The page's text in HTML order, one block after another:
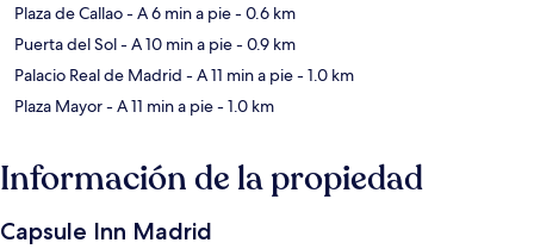
Plaza de Callao- A 6 min a pie- 0.6 km
Puerta del Sol- A 10 min a pie- 0.9 km
Palacio Real de Madrid - A 11 min a pie- 1.0 km
Plaza Mayor- A 11 min a pie- 1.0 km
Información de la propiedad
Capsule Inn Madrid